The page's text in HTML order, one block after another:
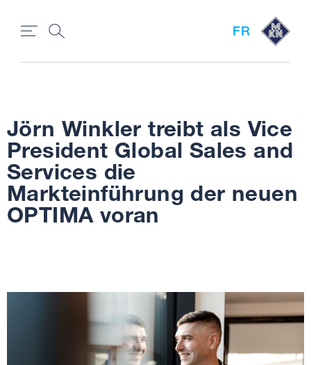
FR
Jörn Winkler treibt als Vice
President Global Sales and
Services die
Markteinführung der neuen
OPTIMA voran